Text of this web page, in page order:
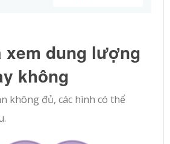
xem dung lượng
không
không đủ, các hình có thể